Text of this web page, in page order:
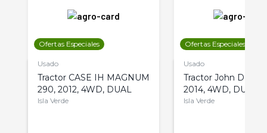
Ofertas Especiales
Usado
Tractor CASE IH MAGNUM
290, 2012, 4WD, DUAL
Isla Verde
Ofertas Especiales
Usado
Tractor John Deere
2014, 4WD, DUAL
Isla Verde